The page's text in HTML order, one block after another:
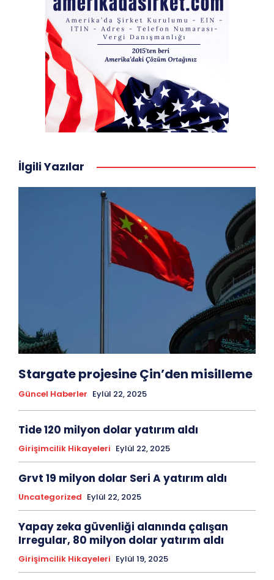
İlgili Yazılar
Stargate projesine Çin’den misilleme
Güncel Haberler Eylül 22, 2025
Tide 120 milyon dolar yatırım aldı
Girişimcilik Hikayeleri Eylül 22, 2025
Grvt 19 milyon dolar Seri A yatırım aldı
Uncategorized Eylül 22, 2025
Yapay zeka güvenliği alanında çalışan
Irregular, 80 milyon dolar yatırım aldı
Girişimcilik Hikayeleri Eylül 19, 2025